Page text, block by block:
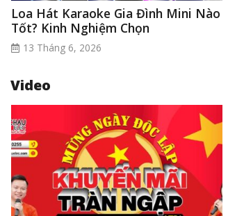
Loa Hát Karaoke Gia Đình Mini Nào
Tốt? Kinh Nghiệm Chọn
13 Tháng 6, 2026
Video